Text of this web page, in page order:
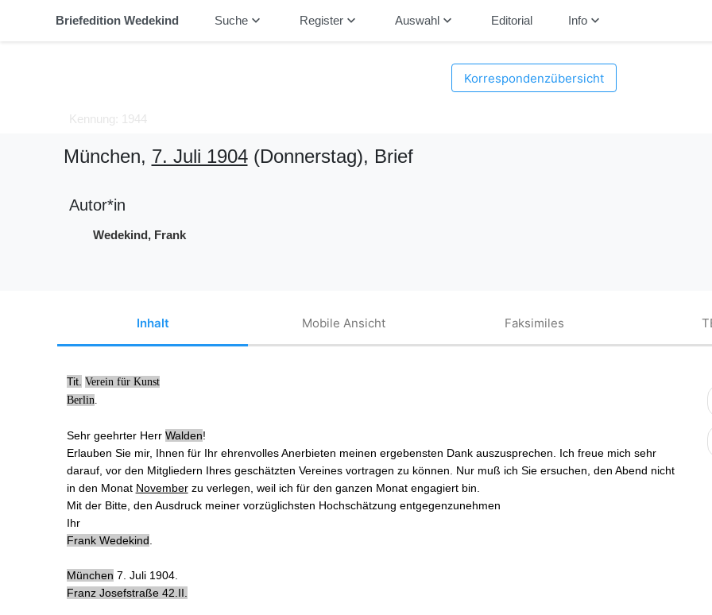
Briefedition Wedekind Suchekeyboard_arrow_down Registerkeyboard_arrow_down Auswahlkeyboard_arrow_down Editorial Infokeyboard_arrow_down
Korrespondenzübersicht
Kennung: 1944
München, 7. Juli 1904(Donnerstag), Brief
Autor*in
Wedekind, Frank
Inhalt Mobile Ansicht Faksimiles
Tit. Verein für Kunst
Berlin
Sehr geehrter Herr Walden!
Erlauben Sie mir, Ihnen für Ihr ehrenvolles Anerbieten meinen ergebensten Dank auszusprechen. Ich freue mich sehr
darauf, vor den Mitgliedern Ihres geschätzten Vereinesvortragen zu können. Nur muß ich Sie ersuchen, den Abend nicht
in den Monat Novemberzu verlegen, weil ich für den ganzen Monat engagiert bin.
Mit der Bitte, den Ausdruck meiner vorzüglichsten Hochschätzung entgegenzunehmen
Ihr
Frank Wedekind
München 7. Juli 1904.
Franz Josefstraße 42.II.